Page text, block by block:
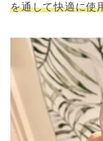
を通して快適に使